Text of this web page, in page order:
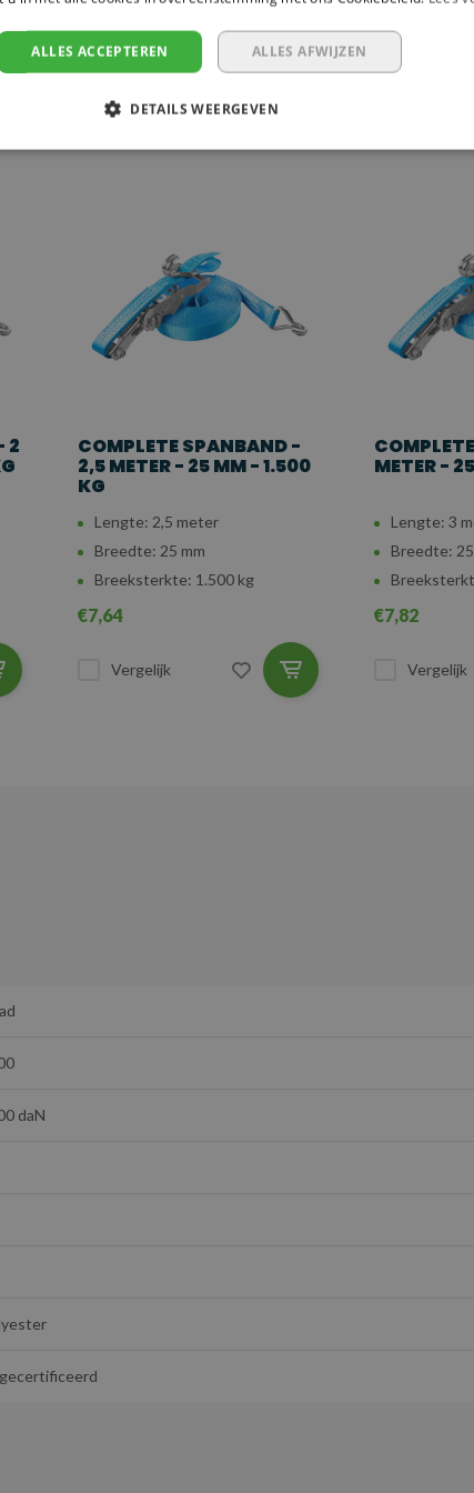
keuze, zelfs bij langdurig gebruik in diverse
2 COMPLETE SPANBAND -
2,5 METER - 25 MM - 1.500
KG
Lengte: 2,5 meter
Breedte: 25 mm
Breeksterkte: 1.500 kg
€7,64
Vergelijk
METER -
Lengte: 3
Breedte:
€7,82
Vergelijk
daN
ALLES ACCEPTEREN ALLES AFWIJZEN
DETAILS WEERGEVEN